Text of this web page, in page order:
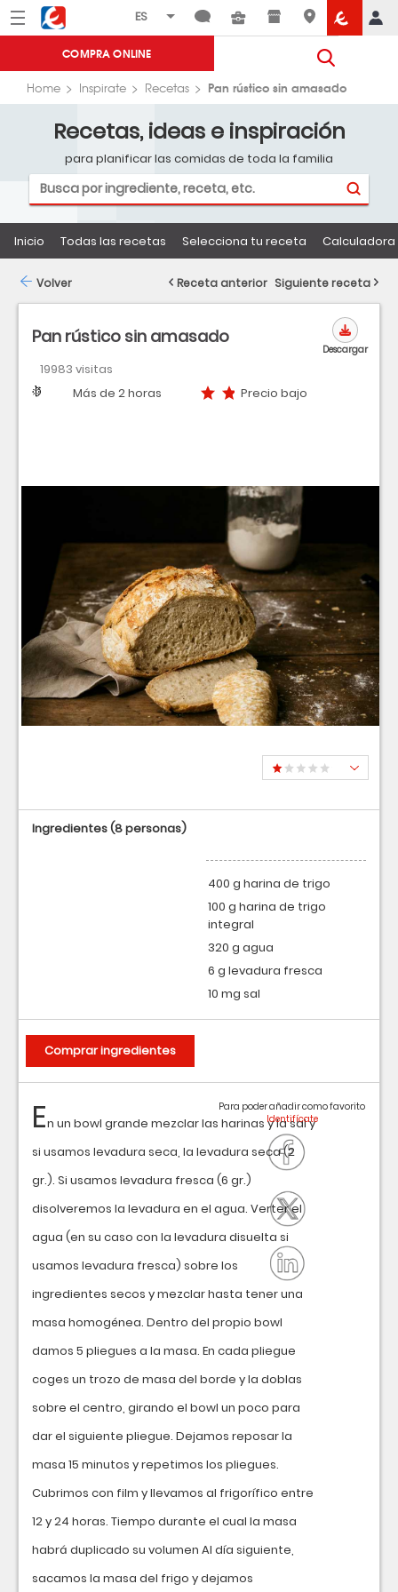
Menú Eroski
COMPRA ONLINE
Home Inspirate Recetas Pan rústico sin amasado
Recetas, ideas e inspiración
para planificar las comidas de toda la familia
Inicio Todas las recetas Selecciona tu receta
Pan rústico sin amasado
19983 visitas
Dificultad
Tiempo Más de 2 horas
Precio bajo Precio bajo
Descargar
En un bowl grande mezclar las harinas y la sal y
si usamos levadura seca, la levadura seca (2
gr.). Si usamos levadura fresca (6 gr.)
disolveremos la levadura en el agua. Verter el
agua (en su caso con la levadura disuelta si
usamos levadura fresca) sobre los
ingredientes secos y mezclar hasta tener una
masa homogénea. Dentro del propio bowl
damos 5 pliegues a la masa. En cada pliegue
coges un trozo de masa del borde y la doblas
sobre el centro, girando el bowl un poco para
dar el siguiente pliegue. Dejamos reposar la
masa 15 minutos y repetimos los pliegues.
Cubrimos con film y llevamos al frigorífico entre
12 y 24 horas. Tiempo durante el cual la masa
habrá duplicado su volumen Al día siguiente,
sacamos la masa del frigo y dejamos
Para poder añadir como favorito
Ingredientes(8 personas)
400 g harina de trigo
100 g harina de trigo
integral
320 g agua
6 g levadura fresca
10 mg sal
Comprar ingredientes
Volver Receta anterior Siguiente receta